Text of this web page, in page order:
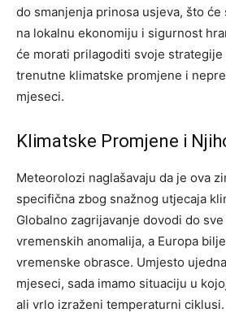
do smanjenja prinosa usjeva, što
na lokalnu ekonomiju i sigurnost
će morati prilagoditi svoje strategije
trenutne klimatske promjene i
mjeseci.
Klimatske Promjene i
Meteorolozi naglašavaju da je ova
specifična zbog snažnog utjecaja
Globalno zagrijavanje dovodi do
vremenskih anomalija, a Europa
vremenske obrasce. Umjesto
mjeseci, sada imamo situaciju u
ali vrlo izraženi temperaturni ciklusi.